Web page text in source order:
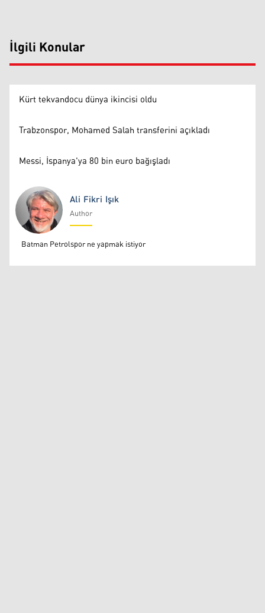
İlgili Konular
Kürt tekvandocu dünya ikincisi oldu
Trabzonspor, Mohamed Salah transferini açıkladı
Messi, İspanya'ya 80 bin euro bağışladı
Ali Fikri Işık
Ali Fikri Işık
Author
Batman Petrolspor ne yapmak istiyor